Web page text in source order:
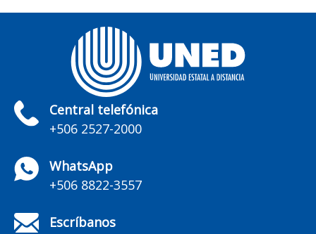
Central telefónica
+506 2527-2000
WhatsApp
+506 8822-3557
Escríbanos